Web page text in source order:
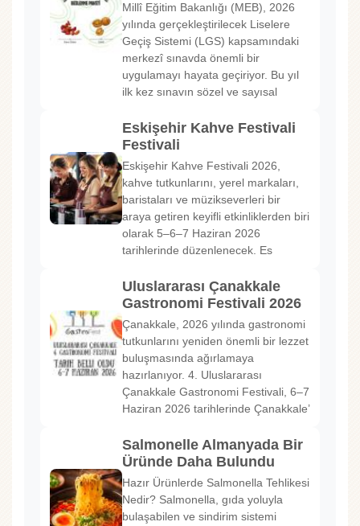
Millî Eğitim Bakanlığı (MEB), 2026
yılında gerçekleştirilecek Liselere
Geçiş Sistemi (LGS) kapsamındaki
merkezî sınavda önemli bir
uygulamayı hayata geçiriyor. Bu yıl
ilk kez sınavın sözel ve sayısal
Eskişehir Kahve Festivali
Festivali
Eskişehir Kahve Festivali 2026,
kahve tutkunlarını, yerel markaları,
baristaları ve müzikseverleri bir
araya getiren keyifli etkinliklerden biri
olarak 5–6–7 Haziran 2026
tarihlerinde düzenlenecek. Es
Uluslararası Çanakkale
Gastronomi Festivali 2026
Çanakkale, 2026 yılında gastronomi
tutkunlarını yeniden önemli bir lezzet
buluşmasında ağırlamaya
hazırlanıyor. 4. Uluslararası
Çanakkale Gastronomi Festivali, 6–7
Haziran 2026 tarihlerinde Çanakkale’
Salmonelle Almanyada Bir
Üründe Daha Bulundu
Hazır Ürünlerde Salmonella Tehlikesi
Nedir? Salmonella, gıda yoluyla
bulaşabilen ve sindirim sistemi